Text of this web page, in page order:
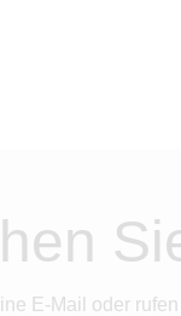
E-Mail oder